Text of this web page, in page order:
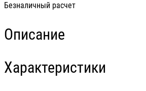
Безналичный расчет
Описание
Характеристики